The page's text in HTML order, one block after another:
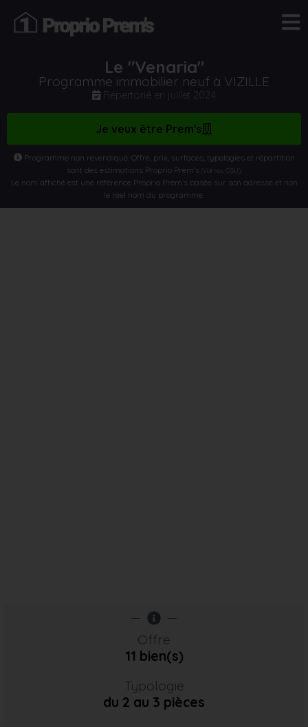
Le "Venaria"
Programme immobilier neuf à VIZILLE
Répertorié en juillet 2024
Je veux être Prem's
Programme non revendiqué. Offre, prix, surfaces, typologies et répartition
sont des estimations Proprio Prem’s(Voir nos CGU)
Le nom affiché est une référence Proprio Prem’s basée sur son adresse et non
le réel nom du programme.
Offre
11 bien(s)
Typologie
du 2 au 3 pièces